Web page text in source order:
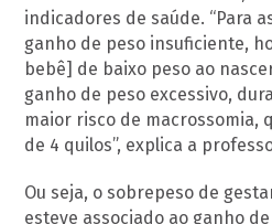
indicadores de saúde. “Para
ganho de peso insuficiente,
bebê] de baixo peso ao
ganho de peso excessivo,
maior risco de macrossomia,
de 4 quilos”, explica a
Ou seja, o sobrepeso de
esteve associado ao ganho